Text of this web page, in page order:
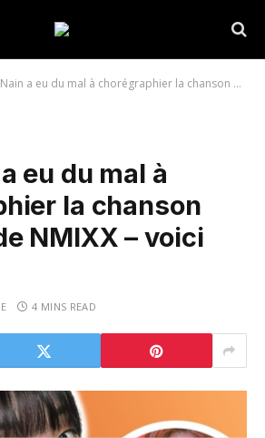
a eu du mal à chorégraphier la chanson « Tank » de NMIXX – voici pourquoi
eu du mal à
la chanson
NMIXX – voici
4 MINS READ